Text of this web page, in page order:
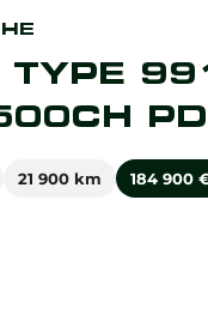
21 900 km 184 900